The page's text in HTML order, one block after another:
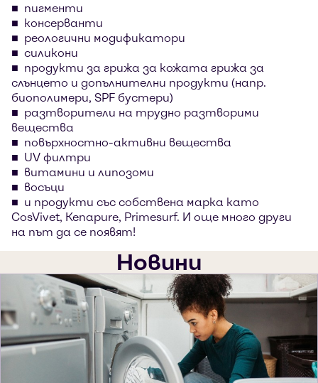
пигменти
консерванти
реологични модификатори
силикони
продукти за грижа за кожата грижа за
слънцето и допълнителни продукти (напр.
биополимери, SPF бустери)
разтворители на трудно разтворими
вещества
повърхностно-активни вещества
UV филтри
витамини и липозоми
восъци
и продукти със собствена марка като
CosVivet, Kenapure, Primesurf. И още много други
на път да се появят!
Новини